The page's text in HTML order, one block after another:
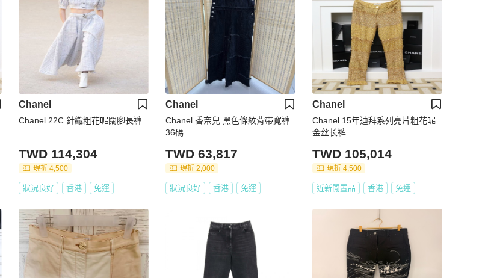
Chanel
Chanel 22C 針織粗花呢闊腳長褲
TWD 114,304
現折 4,500
狀況良好 香港 免運
Chanel
Chanel 香奈兒 黑色條紋背帶寬褲
36碼
TWD 63,817
現折 2,000
狀況良好 香港 免運
Chanel
Chanel 15年迪拜系列亮片粗花呢
金丝长裤
TWD 105,014
現折 4,500
近新閒置品 香港 免運